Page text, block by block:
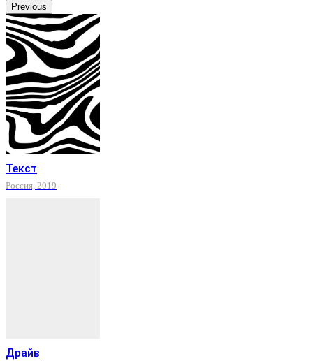
Previous
Текст
Россия, 2019
Драйв